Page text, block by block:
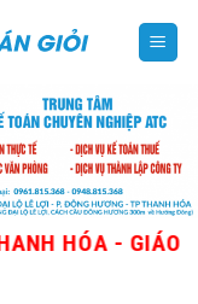
- GIÁO VIÊN